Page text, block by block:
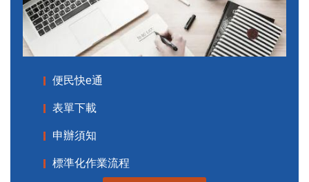
便民快e通
表單下載
申辦須知
標準化作業流程